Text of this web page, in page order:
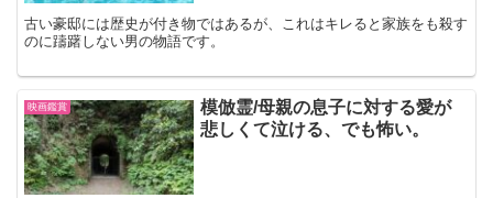
古い豪邸には歴史が付き物ではあるが、これはキレると家族をも殺す
のに躊躇しない男の物語です。
映画鑑賞
模倣霊/母親の息子に対する愛が
悲しくて泣ける、でも怖い。